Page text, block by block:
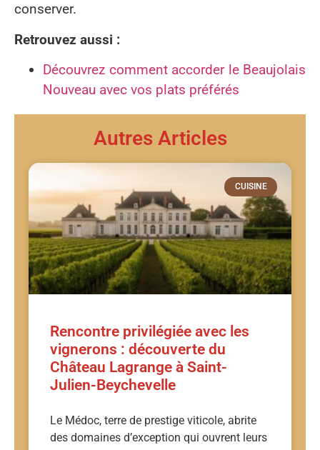
conserver.
Retrouvez aussi :
Découvrez comment accorder le Beaujolais
Nouveau avec vos plats préférés
Autres Articles
CUISINE
Rencontre privilégiée avec les
vignerons : découverte du
Château Lagrange à Saint-
Julien-Beychevelle
Le Médoc, terre de prestige viticole, abrite
des domaines d’exception qui ouvrent leurs